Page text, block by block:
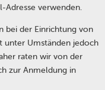
Adresse verwenden.
bei der Einrichtung von
unter Umständen jedoch
raten wir von der
zur Anmeldung in